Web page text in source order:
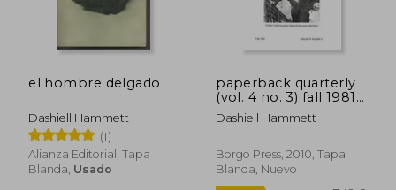
5%
dcto.
el hombre delgado
Dashiell Hammett
(1)
Alianza Editorial, Tapa
Blanda, Usado
paperback quarterly
(vol. 4 no. 3) fall 1981
(en Inglés)
Dashiell Hammett
Borgo Press, 2010, Tapa
Blanda, Nuevo